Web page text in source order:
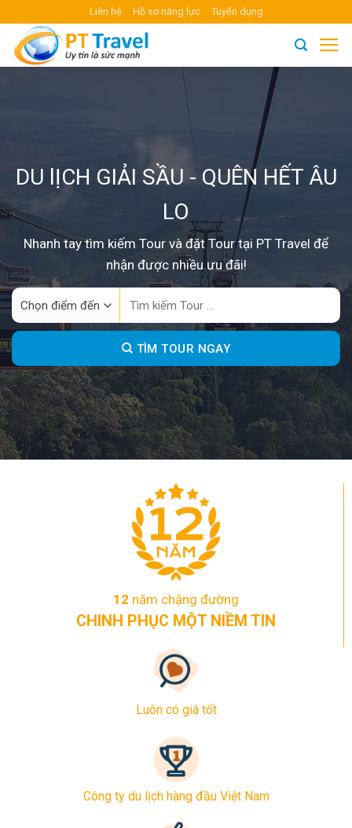
content
Liên hệ Hồ sơ năng lực Tuyển dụng
DU lỊCH GIẢI SẦU - QUÊN HẾT ÂU
LO
Nhanh tay tìm kiếm Tour và đặt Tour tại PT Travel để
nhận được nhiều ưu đãi!
TÌM TOUR NGAY
12 năm chặng đường
CHINH PHỤC MỘT NIỀM TIN
Luôn có giá tốt
Công ty du lịch hàng đầu Việt Nam